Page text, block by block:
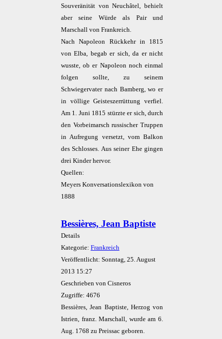
Souveränität von Neuchâtel, behielt
aber seine Würde als Pair und
Marschall von Frankreich.
Nach Napoleon Rückkehr in 1815
von Elba, begab er sich, da er nicht
wusste, ob er Napoleon noch einmal
folgen sollte, zu seinem
Schwiegervater nach Bamberg, wo er
in völlige Geisteszerrüttung verfiel.
Am 1. Juni 1815 stürzte er sich, durch
den Vorbeimarsch russischer Truppen
in Aufregung versetzt, vom Balkon
des Schlosses. Aus seiner Ehe gingen
drei Kinder hervor.
Quellen:
Meyers Konversationslexikon von
1888
Bessières, Jean Baptiste
Details
Kategorie: Frankreich
Veröffentlicht: Sonntag, 25. August
2013 15:27
Geschrieben von Cisneros
Zugriffe: 4676
Bessières, Jean Baptiste, Herzog von
Istrien, franz. Marschall, wurde am 6.
Aug. 1768 zu Preissac geboren.